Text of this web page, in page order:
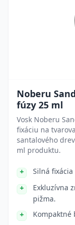
Noberu
fúzy 25 ml
Vosk Noberu
fixáciu na
santalového
ml produktu.
Silná
Exkluzívna
pižma.
Kompaktné